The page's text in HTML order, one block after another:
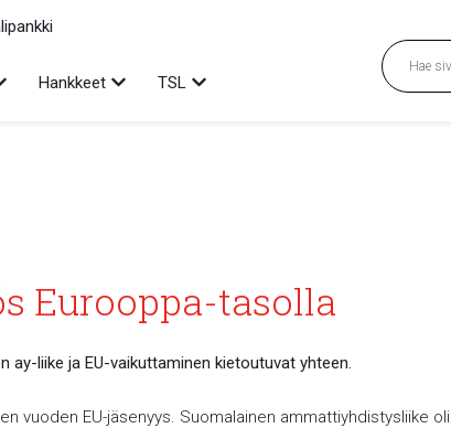
alavalikko
Hankkeet Avaa alavalikko
TSL Avaa alavalikko
Eurooppa-tasolla
ay-liike ja EU-vaikuttaminen kietoutuvat yhteen.
vuoden EU-jäsenyys. Suomalainen ammattiyhdistysliike oli